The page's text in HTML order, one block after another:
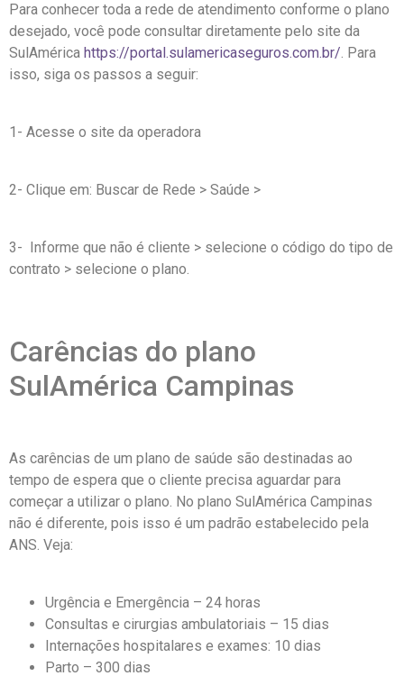
Para conhecer toda a rede de atendimento conforme o plano
desejado, você pode consultar diretamente pelo site da
SulAmérica https://portal.sulamericaseguros.com.br/. Para
isso, siga os passos a seguir:
1- Acesse o site da operadora
2- Clique em: Buscar de Rede > Saúde >
3- Informe que não é cliente > selecione o código do tipo de
contrato > selecione o plano.
Carências do plano
SulAmérica Campinas
As carências de um plano de saúde são destinadas ao
tempo de espera que o cliente precisa aguardar para
começar a utilizar o plano. No plano SulAmérica Campinas
não é diferente, pois isso é um padrão estabelecido pela
ANS. Veja:
Urgência e Emergência – 24 horas
Consultas e cirurgias ambulatoriais – 15 dias
Internações hospitalares e exames: 10 dias
Parto – 300 dias